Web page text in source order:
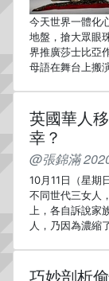
今天世界一體化
地盤，搶大眾眼
界推廣莎士比亞
母語在舞台上搬
英國華人
幸？
@張錦滿
10月11日（星期
不同世代三女人
上，各自訴說家
人，乃因為濃縮
巧妙剖析